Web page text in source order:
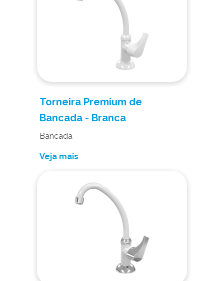
Torneira Premium de
Bancada - Branca
Bancada
Veja mais